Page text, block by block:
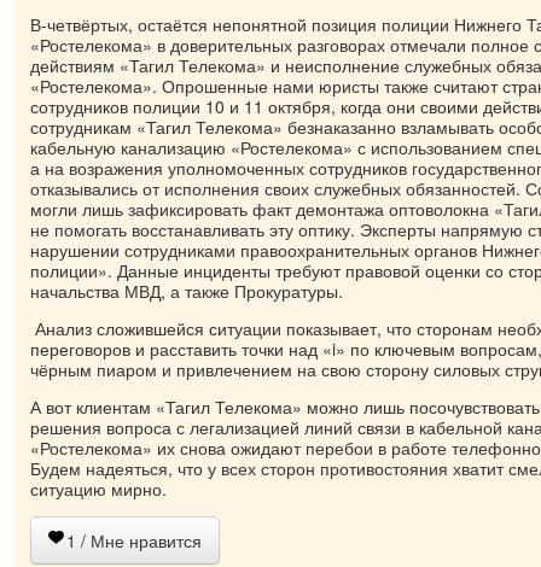
В-четвёртых, остаётся непонятной позиция полиции Нижнего
«Ростелекома» в доверительных разговорах отмечали
действиям «Тагил Телекома» и неисполнение служебных
«Ростелекома». Опрошенные нами юристы также считают
сотрудников полиции 10 и 11 октября, когда они своими
сотрудникам «Тагил Телекома» безнаказанно взламывать
кабельную канализацию «Ростелекома» с использованием
а на возражения уполномоченных сотрудников
отказывались от исполнения своих служебных обязанностей.
могли лишь зафиксировать факт демонтажа оптоволокна
не помогать восстанавливать эту оптику. Эксперты напрямую
нарушении сотрудниками правоохранительных органов
полиции». Данные инциденты требуют правовой оценки со
начальства МВД, а также Прокуратуры.
Анализ сложившейся ситуации показывает, что сторонам
переговоров и расставить точки над «i» по ключевым
чёрным пиаром и привлечением на свою сторону силовых
А вот клиентам «Тагил Телекома» можно лишь
решения вопроса с легализацией линий связи в кабельной
«Ростелекома» их снова ожидают перебои в работе
Будем надеяться, что у всех сторон противостояния хватит
ситуацию мирно.
1 / Мне нравится